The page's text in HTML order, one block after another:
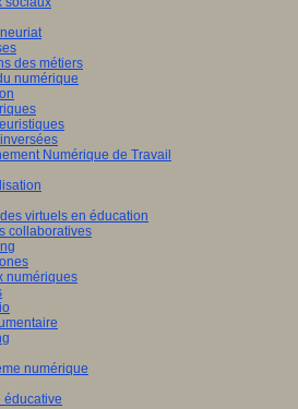
des métiers
numérique
Numérique de Travail
virtuels en éducation
collaboratives
numériques
numérique
éducative